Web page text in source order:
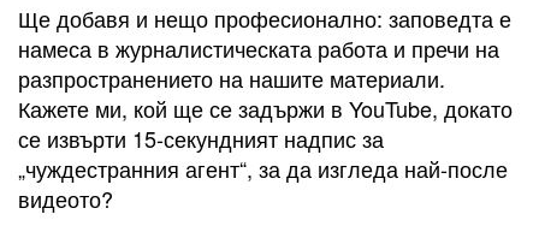
Ще добавя и нещо професионално: заповедта е
намеса в журналистическата работа и пречи на
разпространението на нашите материали.
Кажете ми, кой ще се задържи в YouTube, докато
се извърти 15-секундният надпис за
„чуждестранния агент“, за да изгледа най-после
видеото?